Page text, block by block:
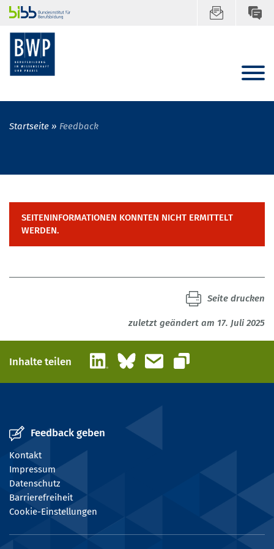
Startseite Feedback
SEITENINFORMATIONEN KONNTEN NICHT ERMITTELT
WERDEN.
zuletzt geändert am 17. Juli 2025
Seite drucken
Inhalte teilen LinkedInBlueskyE-Mail
Link kopieren
Feedback geben
Kontakt
Impressum
Datenschutz
Barrierefreiheit
Cookie-Einstellungen